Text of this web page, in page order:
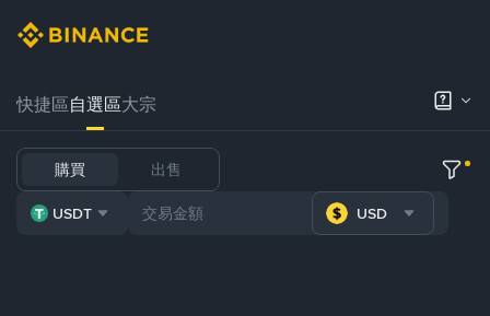
快捷區自選區大宗
購買 出售
USDT USD